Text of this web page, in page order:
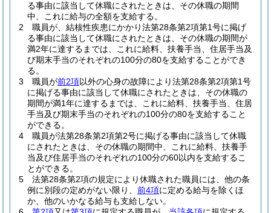
る事由に該当して休職にされたときは、その休職の期間
中、これに給与の全額を支給する。
2
職員が、結核性疾患にかかり法第28条第2項第1号に掲げ
る事由に該当して休職にされたときは、その休職の期間が
満2年に達するまでは、これに給料、扶養手当、住居手当及
び期末手当のそれぞれの100分の80を支給することができ
る。
3
職員が前2項以外の心身の故障により法第28条第2項第1号
に掲げる事由に該当して休職にされたときは、その休職の
期間が満1年に達するまでは、これに給料、扶養手当、住居
手当及び期末手当のそれぞれの100分の80を支給すること
ができる。
4
職員が法第28条第2項第2号に掲げる事由に該当して休職
にされたときは、その休職の期間中、これに給料、扶養手
当及び住居手当のそれぞれの100分の60以内を支給するこ
とができる。
5
法第28条第2項の規定により休職された職員には、他の条
例に別段の定めがない限り、 前4項に定める給与を除くほ
か、他のいかなる給与も支給しない。